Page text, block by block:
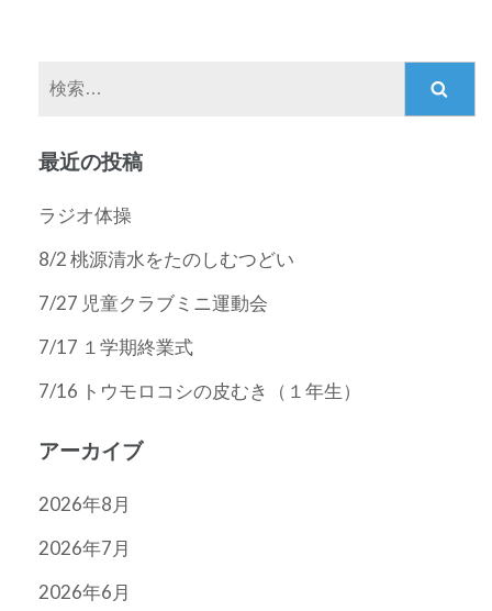
ョ
ン
最近の投稿
ラジオ体操
8/2 桃源清水をたのしむつどい
7/27 児童クラブミニ運動会
7/17 １学期終業式
7/16 トウモロコシの皮むき（１年生）
アーカイブ
2026年8月
2026年7月
2026年6月